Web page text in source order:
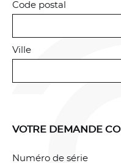
Code postal
Ville
VOTRE DEMANDE
Numéro de série